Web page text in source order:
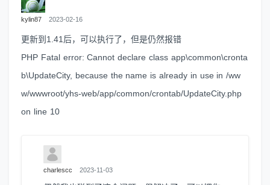
kylin87 2023-02-16
更新到1.41后，可以执行了，但是仍然报错
PHP Fatal error: Cannot declare class app\common\cronta
b\UpdateCity, because the name is already in use in /ww
w/wwwroot/yhs-web/app/common/crontab/UpdateCity.php
on line 10
charlescc 2023-11-03